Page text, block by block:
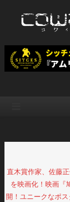
WEB映
直木賞作家、佐藤
を映画化！映画『
開！ユニークなポ